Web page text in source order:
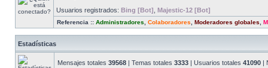
Usuarios registrados: Bing [Bot] Majestic-12 [Bot]
Referencia :: Administradores Colaboradores Moderadores globales
Estadísticas
Mensajes totales 39568 | Temas totales 3333 | Usuarios totales 41090 |